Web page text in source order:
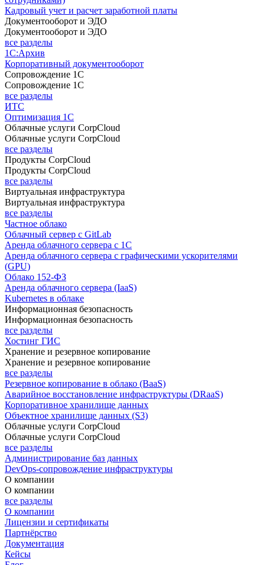
Кадровый учет и расчет заработной платы
Документооборот и ЭДО
Документооборот и ЭДО
все разделы
1С:Архив
Корпоративный документооборот
Сопровождение 1С
Сопровождение 1С
все разделы
ИТС
Оптимизация 1С
Облачные услуги CorpCloud
Облачные услуги CorpCloud
все разделы
Продукты CorpCloud
Продукты CorpCloud
все разделы
Виртуальная инфраструктура
Виртуальная инфраструктура
все разделы
Частное облако
Облачный сервер с GitLab
Аренда облачного сервера с 1С
Аренда облачного сервера с графическими ускорителями
(GPU)
Облако 152-ФЗ
Аренда облачного сервера (IaaS)
Kubernetes в облаке
Информационная безопасность
Информационная безопасность
все разделы
Хостинг ГИС
Хранение и резервное копирование
Хранение и резервное копирование
все разделы
Резервное копирование в облако (BaaS)
Аварийное восстановление инфраструктуры (DRaaS)
Корпоративное хранилище данных
Объектное хранилище данных (S3)
Облачные услуги CorpCloud
Облачные услуги CorpCloud
все разделы
Администрирование баз данных
DevOps-сопровождение инфраструктуры
О компании
О компании
все разделы
О компании
Лицензии и сертификаты
Партнёрство
Документация
Кейсы